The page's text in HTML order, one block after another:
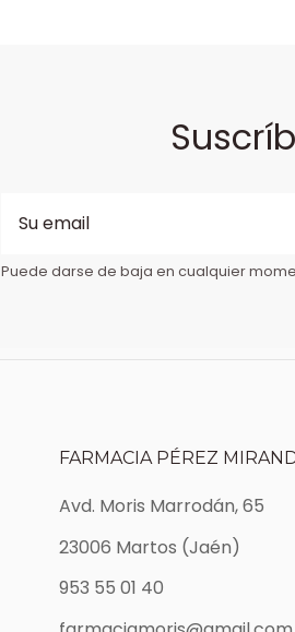
Puede darse de baja en cualquier
FARMACIA PÉREZ
Avd. Moris Marrodán, 65
23006 Martos (Jaén)
953 55 01 40